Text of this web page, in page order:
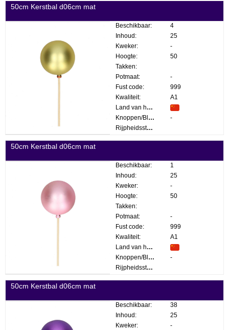
50cm Kerstbal d06cm mat
Beschikbaar:
4
Inhoud:
25
Kweker:
-
Hoogte:
50
Takken:
Potmaat:
-
Fust code:
999
Kwaliteit:
A1
Land van herkomst:
Knoppen/Bloemen:
-
Rijpheidsstadium:
50cm Kerstbal d06cm mat
Beschikbaar:
1
Inhoud:
25
Kweker:
-
Hoogte:
50
Takken:
Potmaat:
-
Fust code:
999
Kwaliteit:
A1
Land van herkomst:
Knoppen/Bloemen:
-
Rijpheidsstadium:
50cm Kerstbal d06cm mat
Beschikbaar:
38
Inhoud:
25
Kweker:
-